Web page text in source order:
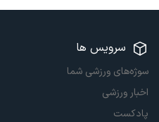
سرویس ها
سوژه‌های ورزشی شما
اخبار ورزشی
پادکست